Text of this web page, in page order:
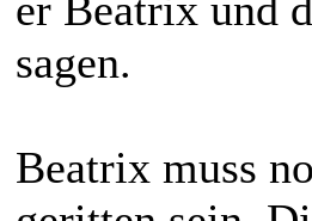
sagen.
Beatrix muss